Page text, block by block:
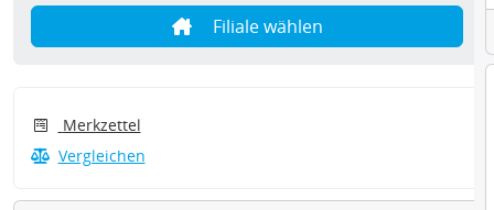
Filiale wählen
Merkzettel
Vergleichen